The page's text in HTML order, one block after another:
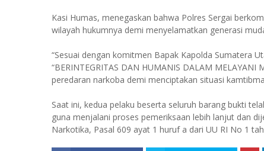
Kasi Humas, menegaskan bahwa Polres Sergai
wilayah hukumnya demi menyelamatkan generasi
“Sesuai dengan komitmen Bapak Kapolda Sumatera
“BERINTEGRITAS DAN HUMANIS DALAM
peredaran narkoba demi menciptakan situasi
Saat ini, kedua pelaku beserta seluruh barang bukti
guna menjalani proses pemeriksaan lebih lanjut dan
Narkotika, Pasal 609 ayat 1 huruf a dari UU RI No 1